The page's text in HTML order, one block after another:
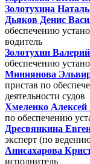
Золотухина
Дьяков Денис
обеспечению
водитель
Золотухин
обеспечению
Миниянова
пристав по
деятельности судов
Хмеленко Алексей
по обеспечению
Дресвянкина
эксперт (по
Анисахарова
исполнитель